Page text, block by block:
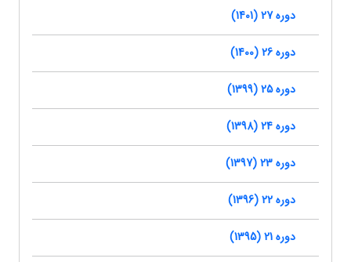
دوره 27 (1401)
دوره 26 (1400)
دوره 25 (1399)
دوره 24 (1398)
دوره 23 (1397)
دوره 22 (1396)
دوره 21 (1395)